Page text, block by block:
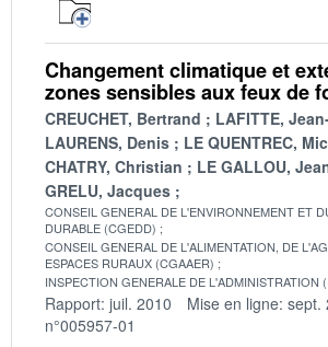
Changement climatique et
zones sensibles aux feux de
CREUCHET, Bertrand
LAFITTE,
LAURENS, Denis
LE QUENTREC,
CHATRY, Christian
LE GALLOU,
GRELU, Jacques
CONSEIL GENERAL DE L'ENVIRONNEMENT ET
DURABLE (CGEDD)
CONSEIL GENERAL DE L'ALIMENTATION, DE
ESPACES RURAUX (CGAAER)
INSPECTION GENERALE DE L'ADMINISTRATION
Rapport: juil. 2010 Mise en ligne: sept.
n°005957-01